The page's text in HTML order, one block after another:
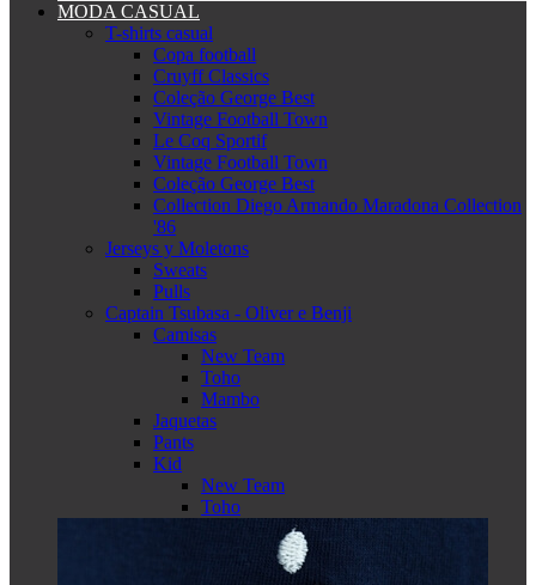
MODA CASUAL
T-shirts casual
Copa football
Cruyff Classics
Coleção George Best
Vintage Football Town
Le Coq Sportif
Vintage Football Town
Coleção George Best
Collection Diego Armando Maradona Collection
'86
Jerseys y Moletons
Sweats
Pulls
Captain Tsubasa - Oliver e Benji
Camisas
New Team
Toho
Mambo
Jaquetas
Pants
Kid
New Team
Toho